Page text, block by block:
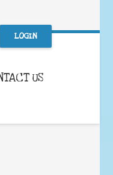
LOGIN
US